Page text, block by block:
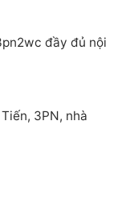
đầy đủ nội
3PN, nhà